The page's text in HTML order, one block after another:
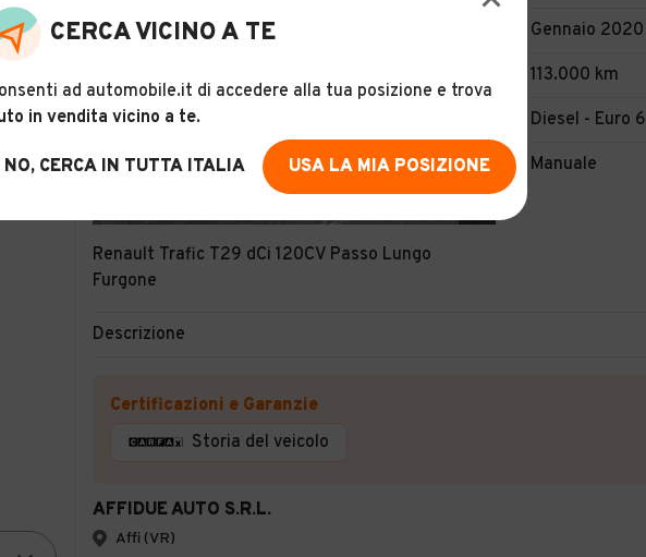
Renault Trafic T29 dCi 120CV Passo Lungo
Furgone
Gennaio 2020
113.000 km
Diesel - Euro 6
Manuale
Descrizione
Certificazioni e Garanzie
Storia del veicolo
AFFIDUE AUTO S.R.L.
Affi (VR)
CERCA VICINO A TE
ad automobile.it di accedere alla tua posizione e trova
in vendita vicino a te.
NO, CERCA IN TUTTA ITALIA USA LA MIA POSIZIONE